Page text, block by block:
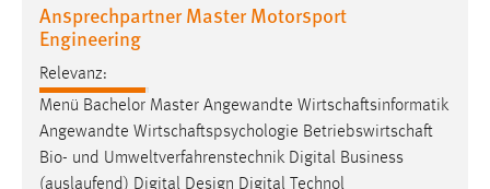
Ansprechpartner Master Motorsport
Engineering
Relevanz:
Menü Bachelor Master Angewandte Wirtschaftsinformatik
Angewandte Wirtschaftspsychologie Betriebswirtschaft
Bio- und Umweltverfahrenstechnik Digital Business
(auslaufend) Digital Design Digital Technol